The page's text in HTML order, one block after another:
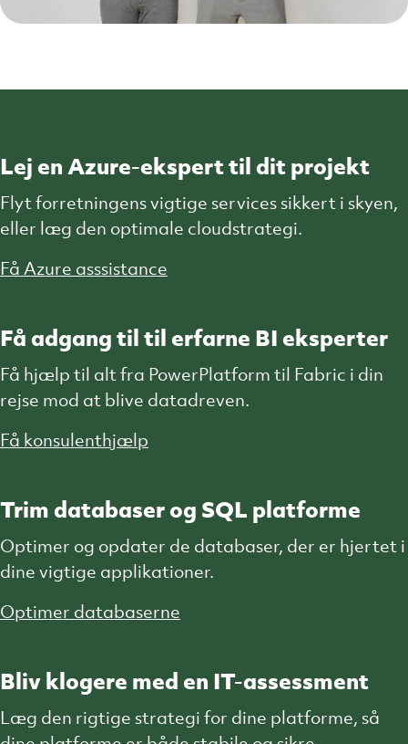
Lej en Azure-ekspert til dit projekt
Flyt forretningens vigtige services sikkert i skyen,
eller læg den optimale cloudstrategi.
Få Azure asssistance
Få adgang til til erfarne BI eksperter
Få hjælp til alt fra PowerPlatform til Fabric i din
rejse mod at blive datadreven.
Få konsulenthjælp
Trim databaser og SQL platforme
Optimer og opdater de databaser, der er hjertet i
dine vigtige applikationer.
Optimer databaserne
Bliv klogere med en IT-assessment
Læg den rigtige strategi for dine platforme, så